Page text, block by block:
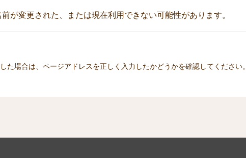
が変更された、または現在利用できない可能性があります。
た場合は、ページアドレスを正しく入力したかどうかを確認してください。